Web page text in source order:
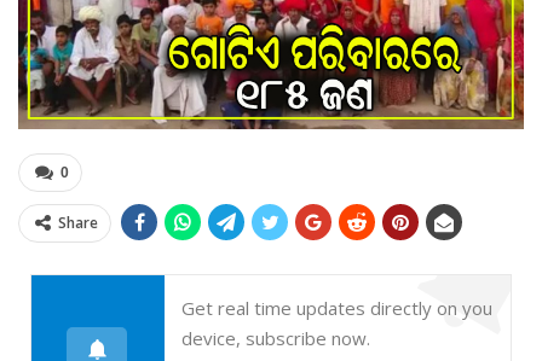
0
Share
Get real time updates directly on you
device, subscribe now.